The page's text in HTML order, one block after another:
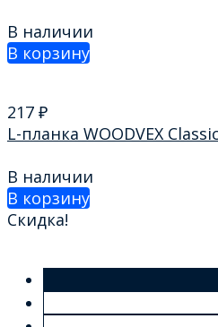
В наличии
В корзину
217 ₽
L-планка WOODVEХ Classic
В наличии
В корзину
Скидка!